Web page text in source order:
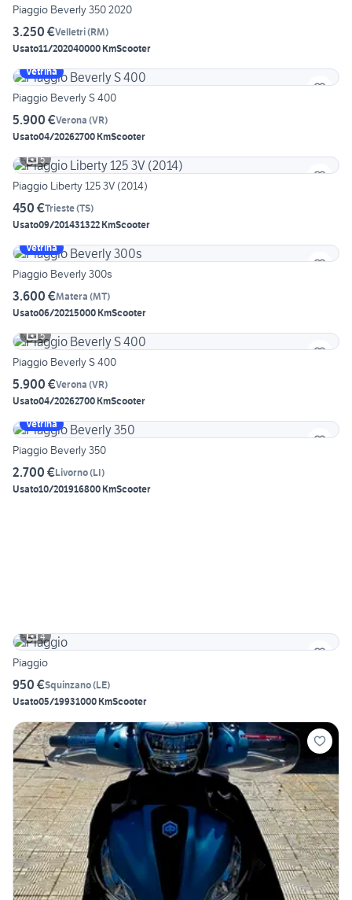
Piaggio Beverly 350 2020
3.250 €Velletri(RM)
Usato11/202040000 KmScooter
Vetrina
Piaggio Beverly S 400
5.900 €Verona (VR)
Usato04/20262700 KmScooter
5
Piaggio Liberty 125 3V (2014)
450 €Trieste(TS)
Usato09/201431322 KmScooter
Vetrina
Piaggio Beverly 300s
3.600 €Matera (MT)
Usato06/20215000 KmScooter
5
Piaggio Beverly S 400
5.900 €Verona (VR)
Usato04/20262700 KmScooter
Vetrina
Piaggio Beverly 350
2.700 €Livorno(LI)
Usato10/201916800 KmScooter
4
Piaggio
950 €Squinzano(LE)
Usato05/19931000 KmScooter